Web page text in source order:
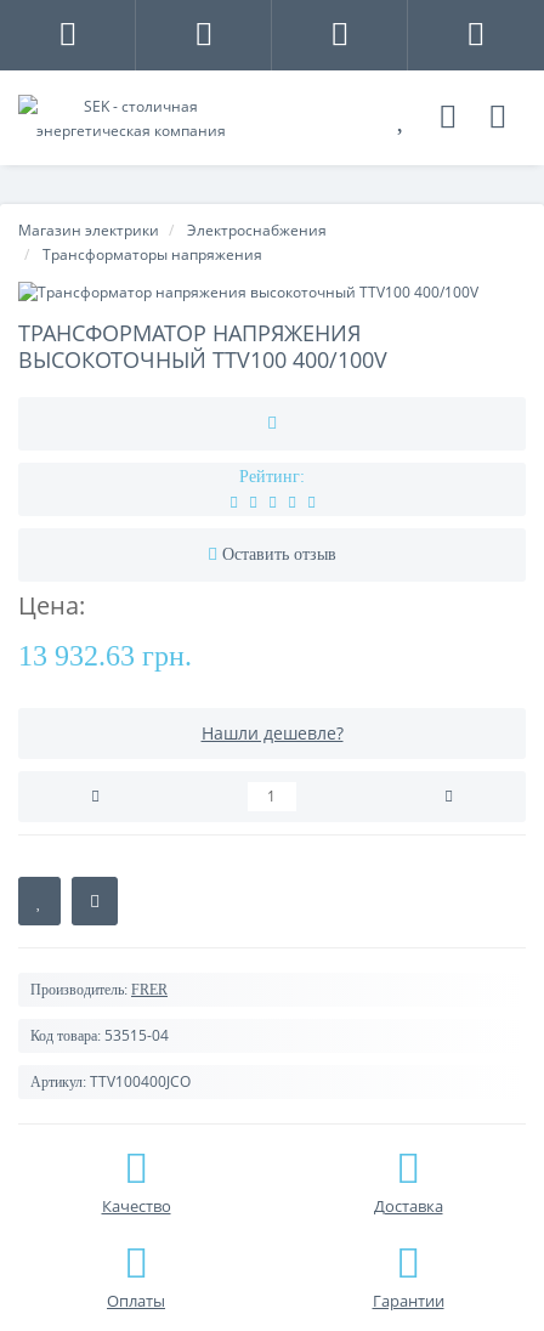
Магазин электрики
Электроснабжения
Трансформаторы напряжения
ТРАНСФОРМАТОР НАПРЯЖЕНИЯ
ВЫСОКОТОЧНЫЙ TTV100 400/100V
Рейтинг:
Оставить отзыв
Цена:
13 932.63 грн.
Нашли дешевле?
Производитель: FRER
Код товара: 53515-04
Артикул: TTV100400JCO
Качество Доставка
Оплаты Гарантии